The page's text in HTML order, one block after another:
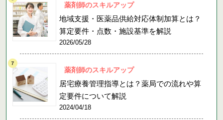
薬剤師のスキルアップ
地域支援・医薬品供給対応体制加算とは？
算定要件・点数・施設基準を解説
2026/05/28
薬剤師のスキルアップ
居宅療養管理指導とは？薬局での流れや算
定要件について解説
2024/04/18